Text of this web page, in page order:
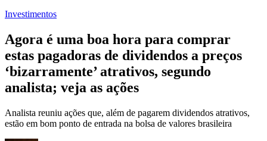
Investimentos
Agora é uma boa hora para comprar
estas pagadoras de dividendos a preços
‘bizarramente’ atrativos, segundo
analista; veja as ações
Analista reuniu ações que, além de pagarem dividendos atrativos,
estão em bom ponto de entrada na bolsa de valores brasileira